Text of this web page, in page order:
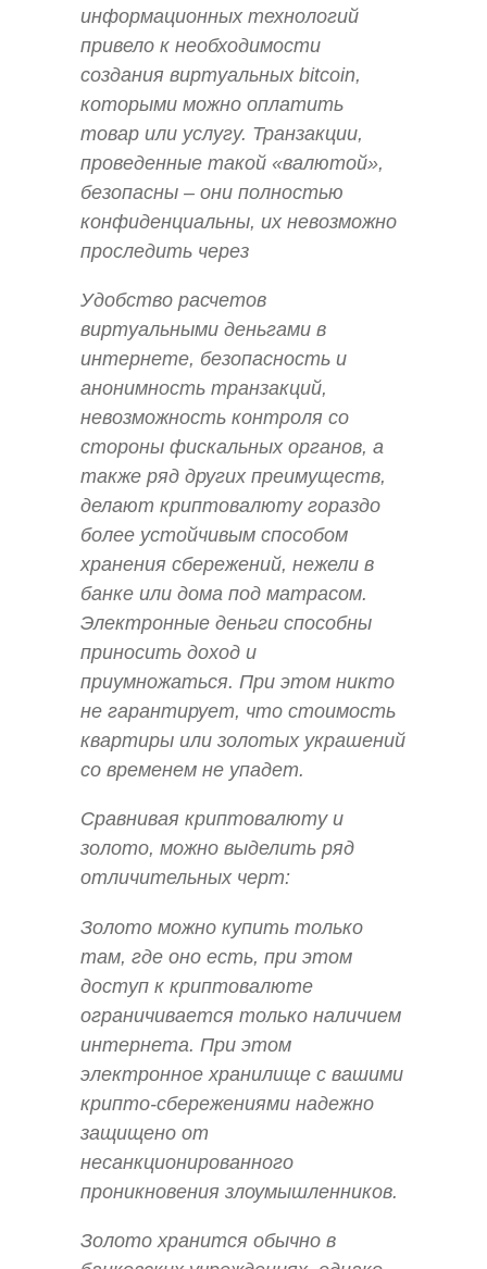
информационных технологий
привело к необходимости
создания виртуальных bitcoin,
которыми можно оплатить
товар или услугу. Транзакции,
проведенные такой «валютой»,
безопасны – они полностью
конфиденциальны, их невозможно
проследить через
Удобство расчетов
виртуальными деньгами в
интернете, безопасность и
анонимность транзакций,
невозможность контроля со
стороны фискальных органов, а
также ряд других преимуществ,
делают криптовалюту гораздо
более устойчивым способом
хранения сбережений, нежели в
банке или дома под матрасом.
Электронные деньги способны
приносить доход и
приумножаться. При этом никто
не гарантирует, что стоимость
квартиры или золотых украшений
со временем не упадет.
Сравнивая криптовалюту и
золото, можно выделить ряд
отличительных черт:
Золото можно купить только
там, где оно есть, при этом
доступ к криптовалюте
ограничивается только наличием
интернета. При этом
электронное хранилище с вашими
крипто-сбережениями надежно
защищено от
несанкционированного
проникновения злоумышленников.
Золото хранится обычно в